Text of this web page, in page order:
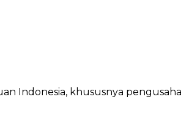
Indonesia, khususnya pengusaha